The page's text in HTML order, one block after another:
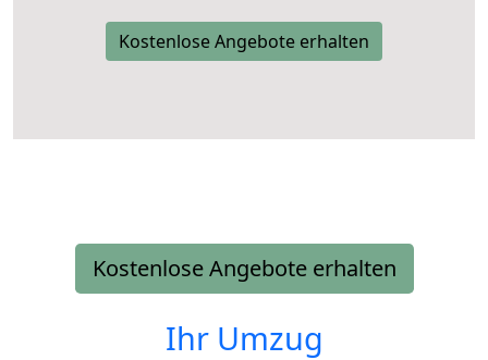
Kostenlose Angebote erhalten
Kostenlose Angebote erhalten
Ihr Umzug